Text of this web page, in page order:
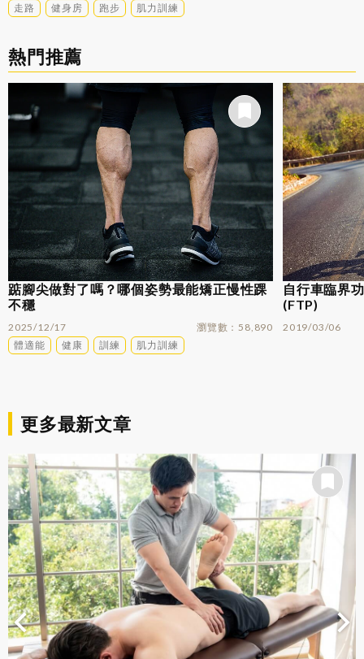
走路
健身房 跑步 肌力訓練
熱門推薦
踮腳尖做對了嗎？哪個姿勢最能矯正慢性踝
不穩
2025/12/17 瀏覽數
58,890
體適能
健康 訓練 肌力訓練
自行車臨界
(FTP)
2019/03/06
更多最新文章